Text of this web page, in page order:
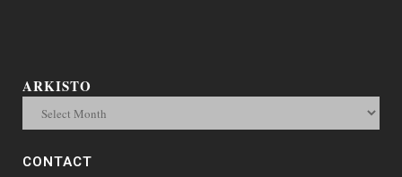
ARKISTO
CONTACT